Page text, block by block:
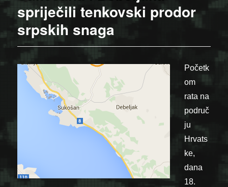
spriječili tenkovski prodor
srpskih snaga
Početk
om
rata na
područ
ju
Hrvats
ke,
dana
18.